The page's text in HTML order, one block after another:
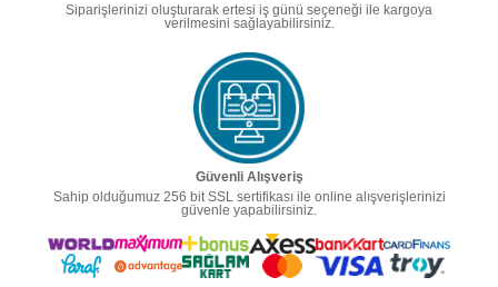
Siparişlerinizi oluşturarak ertesi iş günü seçeneği ile kargoya
verilmesini sağlayabilirsiniz.
Güvenli Alışveriş
Sahip olduğumuz 256 bit SSL sertifikası ile online alışverişlerinizi
güvenle yapabilirsiniz.